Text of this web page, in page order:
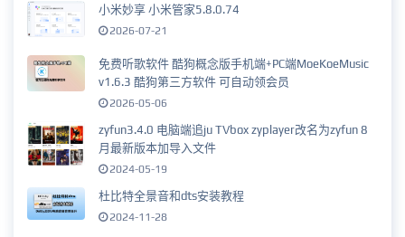
小米妙享 小米管家5.8.0.74
2026-07-21
免费听歌软件 酷狗概念版手机端+PC端MoeKoeMusic
v1.6.3 酷狗第三方软件 可自动领会员
2026-05-06
zyfun3.4.0 电脑端追ju TVbox zyplayer改名为zyfun 8
月最新版本加导入文件
2024-05-19
杜比特全景音和dts安装教程
2024-11-28